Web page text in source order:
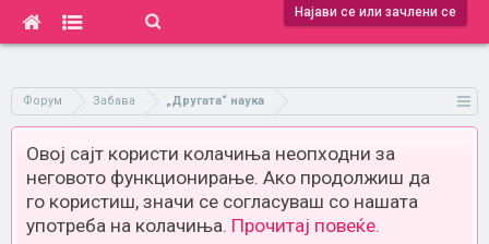
Најави се или зачлени се
Форум Забава „Другата“ наука
Овој сајт користи колачиња неопходни за
неговото функционирање. Ако продолжиш да
го користиш, значи се согласуваш со нашата
употреба на колачиња. Прочитај повеќе.